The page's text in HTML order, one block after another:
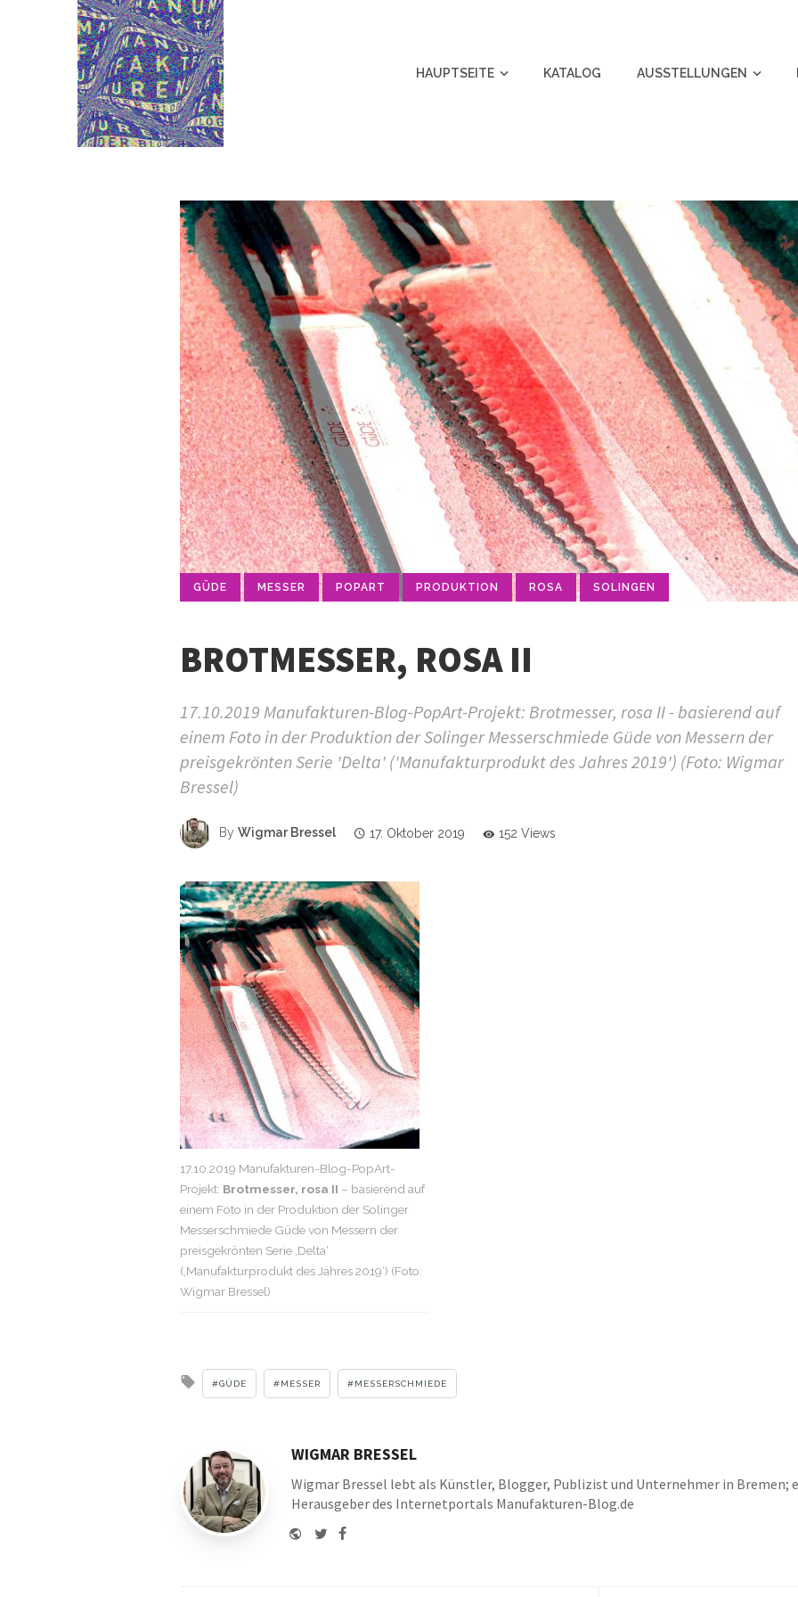
HAUPTSEITE KATALOG AUSSTELLUNGEN
GÜDE MESSER POPART PRODUKTION ROSA SOLINGEN
BROTMESSER, ROSA II
17.10.2019 Manufakturen-Blog-PopArt-Projekt: Brotmesser, rosa II - basierend auf
einem Foto in der Produktion der Solinger Messerschmiede Güde von Messern der
preisgekrönten Serie 'Delta' ('Manufakturprodukt des Jahres 2019') (Foto: Wigmar
Bressel)
By Wigmar Bressel 17. Oktober 2019 152 Views
17.10.2019 Manufakturen-Blog-PopArt-
Projekt: Brotmesser, rosa II – basierend auf
einem Foto in der Produktion der Solinger
Messerschmiede Güde von Messern der
preisgekrönten Serie ‚Delta‘
(‚Manufakturprodukt des Jahres 2019‘) (Foto:
Wigmar Bressel)
Tagged
GÜDE MESSER MESSERSCHMIEDE
WIGMAR BRESSEL
Wigmar Bressel lebt als Künstler, Blogger, Publizist und Unternehmer in Bremen;
Herausgeber des Internetportals Manufakturen-Blog.de
Website
TwitterFacebook